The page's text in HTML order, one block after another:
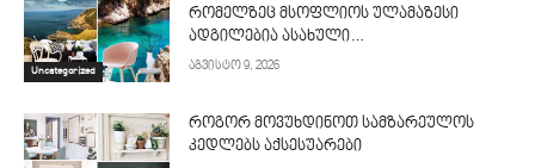
Uncategorized
რომელზეც მსოფლიოს ულამაზესი
ადგილებია ასახული…
აგვისტო 9, 2026
როგორ მოვუხდინოთ სამზარეულოს
კედლებს აქსესუარები